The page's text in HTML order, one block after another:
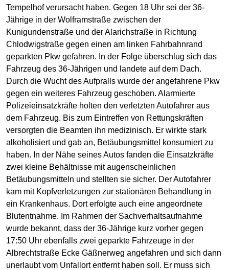
Tempelhof verursacht haben. Gegen 18 Uhr sei der 36-
Jährige in der Wolframstraße zwischen der
Kunigundenstraße und der Alarichstraße in Richtung
Chlodwigstraße gegen einen am linken Fahrbahnrand
geparkten Pkw gefahren. In der Folge überschlug sich das
Fahrzeug des 36-Jährigen und landete auf dem Dach.
Durch die Wucht des Aufpralls wurde der angefahrene Pkw
gegen ein weiteres Fahrzeug geschoben. Alarmierte
Polizeieinsatzkräfte holten den verletzten Autofahrer aus
dem Fahrzeug. Bis zum Eintreffen von Rettungskräften
versorgten die Beamten ihn medizinisch. Er wirkte stark
alkoholisiert und gab an, Betäubungsmittel konsumiert zu
haben. In der Nähe seines Autos fanden die Einsatzkräfte
zwei kleine Behältnisse mit augenscheinlichen
Betäubungsmitteln und stellten sie sicher. Der Autofahrer
kam mit Kopfverletzungen zur stationären Behandlung in
ein Krankenhaus. Dort erfolgte auch eine angeordnete
Blutentnahme. Im Rahmen der Sachverhaltsaufnahme
wurde bekannt, dass der 36-Jährige kurz vorher gegen
17:50 Uhr ebenfalls zwei geparkte Fahrzeuge in der
Albrechtstraße Ecke Gäßnerweg angefahren und sich dann
unerlaubt vom Unfallort entfernt haben soll. Er muss sich